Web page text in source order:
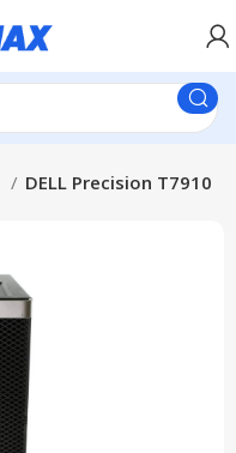
DELL Precision T7910